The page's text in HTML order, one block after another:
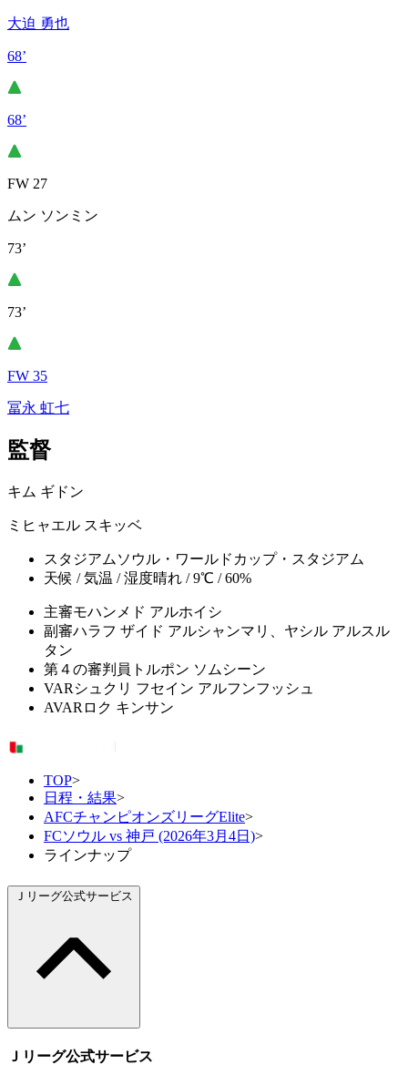
大迫 勇也
68’
68’
FW 27
ムン ソンミン
73’
73’
FW 35
冨永 虹七
監督
キム ギドン
ミヒャエル スキッベ
スタジアム ソウル・ワールドカップ・スタジアム
天候 / 気温 / 湿度晴れ / 9℃ / 60%
主審モハンメド アルホイシ
副審ハラフ ザイド アルシャンマリ、ヤシル アルスル
タン
第４の審判員 トルポン ソムシーン
VAR シュクリ フセイン アルフンフッシュ
AVAR ロク キンサン
TOP>
日程・結果>
AFCチャンピオンズリーグElite>
FCソウル vs 神戸 (2026年3月4日)>
ラインナップ
Ｊリーグ公式サービス
Ｊリーグ公式サービス